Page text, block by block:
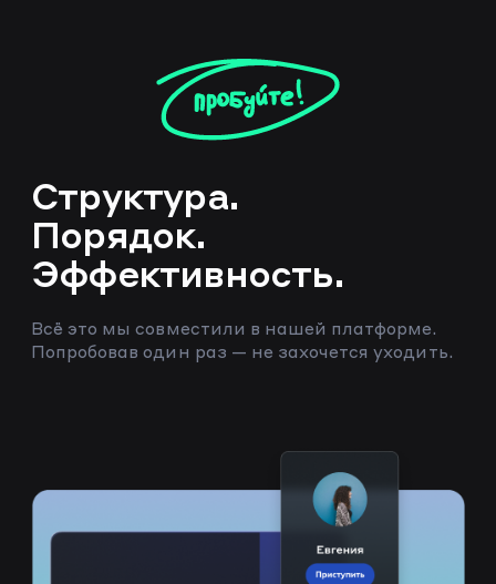
Структура.
Порядок.
Эффективность.
Всё это мы совместили в нашей платформе.
Попробовав один раз — не захочется уходить.